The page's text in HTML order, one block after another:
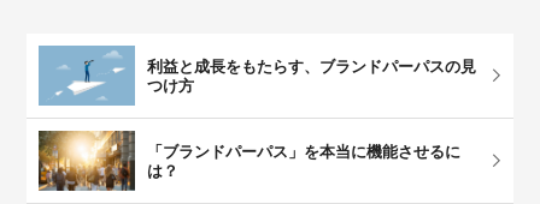
利益と成長をもたらす、ブランドパーパスの見
つけ方
「ブランドパーパス」を本当に機能させるに
は？